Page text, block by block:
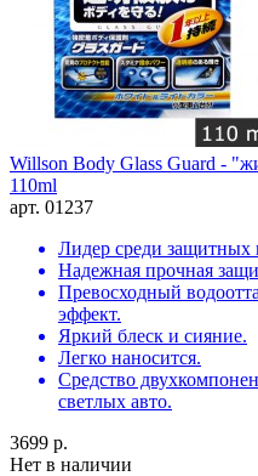
Willson Body Glass Guard -
110ml
арт. 01237
Лидер среди защитных
Надежная прочная
Превосходный
эффект.
Яркий блеск и сияние.
Легко наносится.
Средство
светлых авто.
3699 р.
Нет в наличии